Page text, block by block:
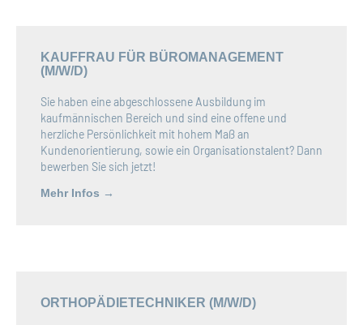
KAUFFRAU FÜR BÜROMANAGEMENT
(M/W/D)
Sie haben eine abgeschlossene Ausbildung im
kaufmännischen Bereich und sind eine offene und
herzliche Persönlichkeit mit hohem Maß an
Kundenorientierung, sowie ein Organisationstalent? Dann
bewerben Sie sich jetzt!
Mehr Infos →
ORTHOPÄDIETECHNIKER (M/W/D)